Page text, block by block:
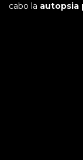
cabo la autopsia